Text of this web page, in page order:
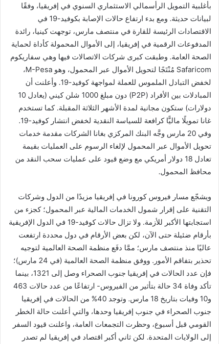
بأغلبية التمويل الرأسمالي الاستثماري السنوي في إفريقيا، وفقًا
لبيانات حديثة. ومع بدء ارتفاع حالات الإصابة بكوفيد-19 في
الاقتصادات الرئيسة للقارة في منتصف مارس، توجهت كينيا، رائدة
المدفوعات الرقمية في إفريقيا، إلى الأموال المحمولة كأداة لحماية
الصحة العامة. وطبقت كبرى شركات الاتصالات فيها وهي سفاريكوم
Safaricom مُنْتَجًا لتحويل الأموال عبر المحمول، وهو M-Pesa،
لخفض التبادل الملموس للعملة لمواجهة كوفيد-19. وأعلنت أن
المبادلات بين الأفراد (P2P) دون مبلغ 1000 شلن كيني (يعادل 10
دولارات) ستكون مجانية لمدة الأشهر الثلاثة المقبلة. كما تستخدم
غانا تمويلًا ماليًّا كرافعة للسياسة النقدية لخفض انتشار كوفيد-19.
وفي 20 مارس وجَّه البنك المركزي بغانا الشركات مقدمة خدمات
تحويل الأموال عبر المحمول لإلغاء الرسوم على العمليات بقيمة
تعادل 18 دولار أمريكي مع وضع قيود على عمليات سحب النقد من
محافظ المحمول.
ويشجّع مسار فيروس كورونا في إفريقيا مزيدًا من الدول وشركات
التقنية على إقرار شمول الخدمات المالية عبر المحمول؛ كجزء من
استجابتها الأكبر للأزمة. ولا تزال حالات كوفيد-19 في الدول الإفريقية
بأرقام ضئيلة حتى الآن، لكن بعض الأرقام في دول محددة ارتفعت
عاليًا منذ منتصف مارس؛ ممَّا دفَع منظمة الصحة العالمية لتوجيه
تحذير بتفاقم الأمور. ووفق منظمة الصحة العالمية (في 24 مارس)؛
فإن عدد الحالات في إفريقيا جنوب الصحراء وصل إلى 1321، بينما
تأكد وفاة 34 حالة بتأثير من الفيروس- ارتفاعًا من عدد حالات 463
و10 وفيات بتاريخ 18 مارس. وتوجد 40% من الحالات في إفريقيا
جنوب الصحراء في جنوب إفريقيا وحدها، والتي أعلنت حالة الخطر
القومي قبل أسبوع، وحظرت التجمعات العامة، واعلنت قيود السفر
إلى الولايات المتحدة. لكن ثاني أكبر اقتصاد في إفريقيا لم تصدر